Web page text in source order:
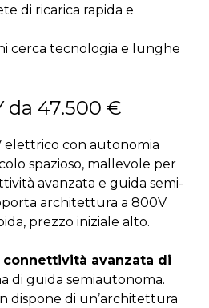
di ricarica rapida e
cerca tecnologia e lunghe
da 47.500 €
elettrico con autonomia
spazioso, mallevole per
avanzata e guida semi-
architettura a 800V
prezzo iniziale alto.
connettività avanzata di
di guida semiautonoma.
dispone di un’architettura